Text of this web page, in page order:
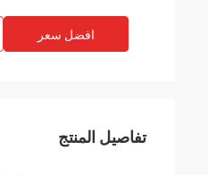
افضل سعر
تفاصيل المنتج